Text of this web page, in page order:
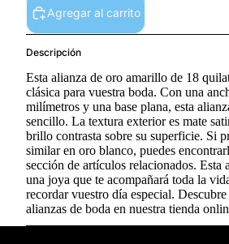
Agregar al carrito
Descripción
Esta alianza de oro amarillo de 18
clásica para vuestra boda. Con una
milímetros y una base plana, esta
sencillo. La textura exterior es mate
brillo contrasta sobre su superficie. Si
similar en oro blanco, puedes
sección de artículos relacionados. Esta
una joya que te acompañará toda la
recordar vuestro día especial.
alianzas de boda en nuestra tienda